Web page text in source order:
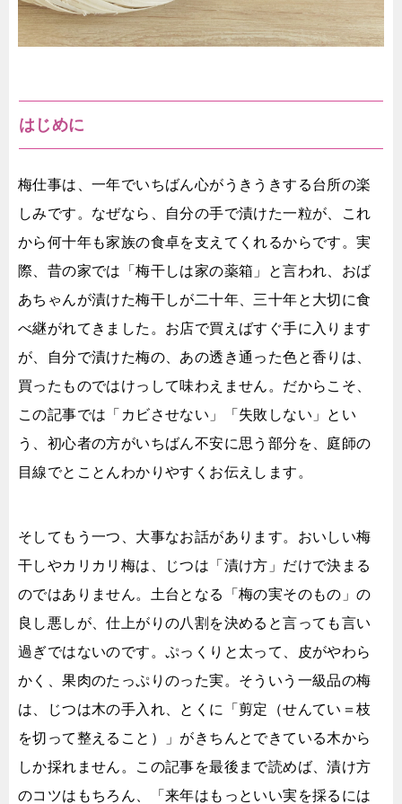
はじめに
梅仕事は、一年でいちばん心がうきうきする台所の楽
しみです。なぜなら、自分の手で漬けた一粒が、これ
から何十年も家族の食卓を支えてくれるからです。実
際、昔の家では「梅干しは家の薬箱」と言われ、おば
あちゃんが漬けた梅干しが二十年、三十年と大切に食
べ継がれてきました。お店で買えばすぐ手に入ります
が、自分で漬けた梅の、あの透き通った色と香りは、
買ったものではけっして味わえません。だからこそ、
この記事では「カビさせない」「失敗しない」とい
う、初心者の方がいちばん不安に思う部分を、庭師の
目線でとことんわかりやすくお伝えします。
そしてもう一つ、大事なお話があります。おいしい梅
干しやカリカリ梅は、じつは「漬け方」だけで決まる
のではありません。土台となる「梅の実そのもの」の
良し悪しが、仕上がりの八割を決めると言っても言い
過ぎではないのです。ぷっくりと太って、皮がやわら
かく、果肉のたっぷりのった実。そういう一級品の梅
は、じつは木の手入れ、とくに「剪定（せんてい＝枝
を切って整えること）」がきちんとできている木から
しか採れません。この記事を最後まで読めば、漬け方
のコツはもちろん、「来年はもっといい実を採るには